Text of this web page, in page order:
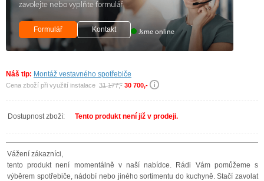
zavolejte nebo vyplňte formulář
Formulář Kontakt Jsme online
Náš tip: Montáž vestavného spotřebiče
Cena zboží při využití instalace 31 177,- 30 700,-
Dostupnost zboží: Tento produkt není již v prodeji.
Vážení zákazníci,
tento produkt není momentálně v naší nabídce. Rádi Vám pomůžeme s
výběrem spotřebiče, nádobí nebo jiného sortimentu do kuchyně. Stačí zavolat